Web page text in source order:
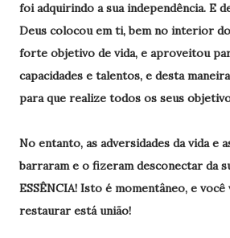
foi adquirindo a sua independência. E
Deus colocou em ti, bem no interior
forte objetivo de vida, e aproveitou
capacidades e talentos, e desta
para que realize todos os seus
No entanto, as adversidades da vida e
barraram e o fizeram desconectar da
ESSÊNCIA! Isto é momentâneo, e você
restaurar estáunião!